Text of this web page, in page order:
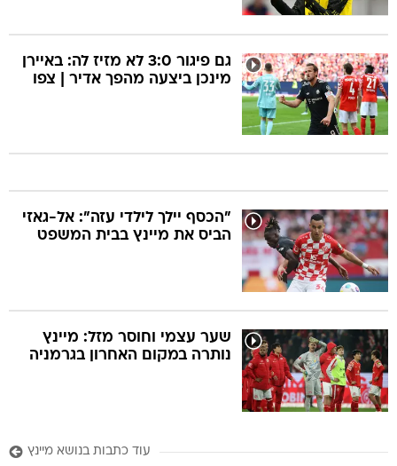
גם פיגור 3:0 לא מזיז לה: באיירן
מינכן ביצעה מהפך אדיר | צפו
"הכסף יילך לילדי עזה": אל-גאזי
הביס את מיינץ בבית המשפט
שער עצמי וחוסר מזל: מיינץ
נותרה במקום האחרון בגרמניה
עוד כתבות בנושא מיינץ